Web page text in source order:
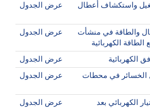
واستكشاف أعطال
عرض الجدول
والطاقة في منشأت
الطاقة الكهربائية
عرض الجدول
الكهربائية عرض الجدول
الخسائر في محطات
عرض الجدول
الكهربائي بعد
عرض الجدول